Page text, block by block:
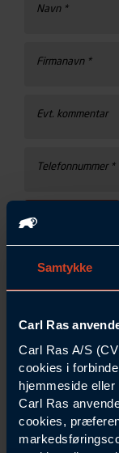
Samtykke
Carl Ras
Carl Ras A/S
cookies i
hjemmeside eller
Carl Ras
cookies,
Navn *
Firmanavn *
Evt. kommentar
Telefonnummer *
Alt
l